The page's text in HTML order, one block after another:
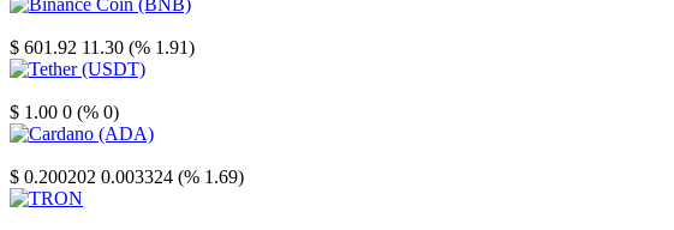
$ 601.92 11.30 (% 1.91)
$ 1.00 0 (% 0)
$ 0.200202 0.003324 (% 1.69)